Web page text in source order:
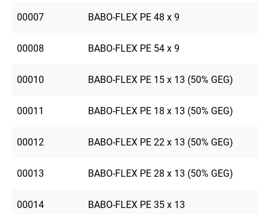
00007 BABO-FLEX PE 48 x 9
00008 BABO-FLEX PE 54 x 9
00010 BABO-FLEX PE 15 x 13 (50% GEG)
00011 BABO-FLEX PE 18 x 13 (50% GEG)
00012 BABO-FLEX PE 22 x 13 (50% GEG)
00013 BABO-FLEX PE 28 x 13 (50% GEG)
00014 BABO-FLEX PE 35 x 13